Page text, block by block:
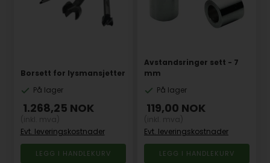
Borsett for lysmansjetter
På lager
1.268,25 NOK
Evt. leveringskostnader
Avstandsringer sett - 7
mm
På lager
119,00 NOK
Evt. leveringskostnader